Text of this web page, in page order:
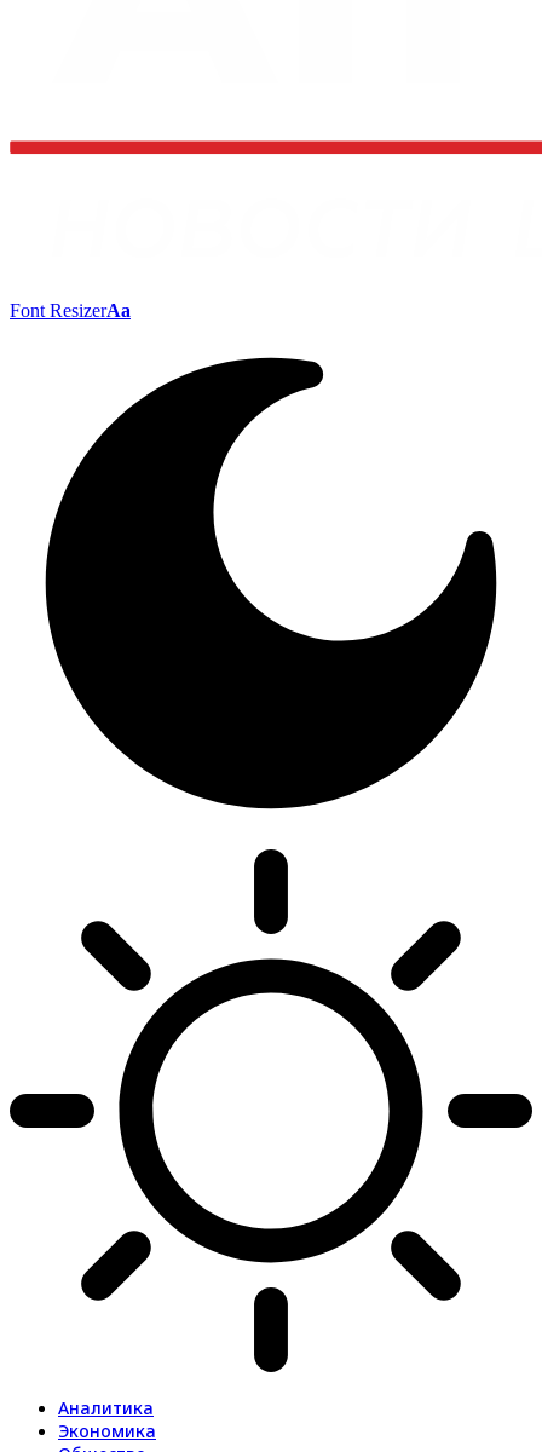
Font ResizerAa
Аналитика
Экономика